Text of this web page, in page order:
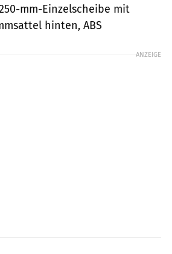
mm-Einzelscheibe mit
hinten, ABS
ANZEIGE